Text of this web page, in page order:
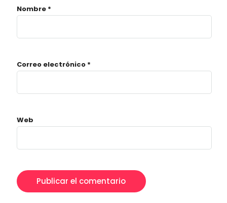
Nombre *
Correo electrónico *
Web